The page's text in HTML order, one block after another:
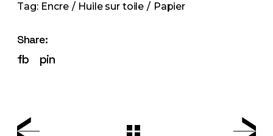
Tag: Encre Huile sur toile Papier
Share:
fb pin